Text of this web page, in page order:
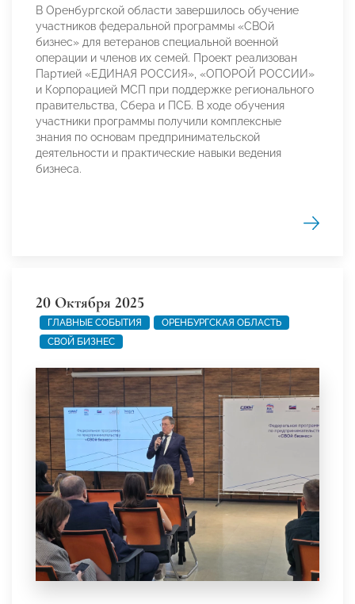
В Оренбургской области завершилось обучение
участников федеральной программы «СВОй
бизнес» для ветеранов специальной военной
операции и членов их семей. Проект реализован
Партией «ЕДИНАЯ РОССИЯ», «ОПОРОЙ РОССИИ»
и Корпорацией МСП при поддержке регионального
правительства, Сбера и ПСБ. В ходе обучения
участники программы получили комплексные
знания по основам предпринимательской
деятельности и практические навыки ведения
бизнеса.
20 Октября 2025
ГЛАВНЫЕ СОБЫТИЯ
ОРЕНБУРГСКАЯ ОБЛАСТЬ
СВОЙ БИЗНЕС